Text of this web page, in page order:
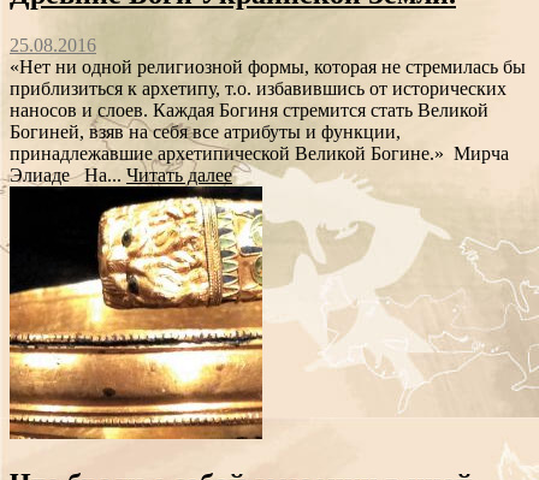
25.08.2016
«Нет ни одной религиозной формы, которая не стремилась бы
приблизиться к архетипу, т.о. избавившись от исторических
наносов и слоев. Каждая Богиня стремится стать Великой
Богиней, взяв на себя все атрибуты и функции,
принадлежавшие архетипической Великой Богине.» Мирча
Элиаде На... Читать далее